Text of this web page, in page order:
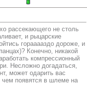
рассекающего не столь
и рыцарские
горааааздо дороже, и
Конечно, никакой
компрессионный
Несложно догадаться,
может одарить вас
чем появятся в шлеме на